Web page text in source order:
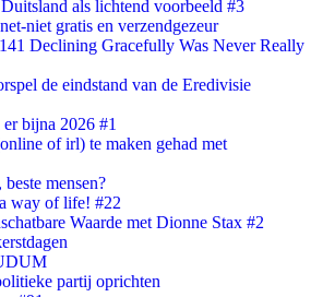
als lichtend voorbeeld #3
niet gratis en verzendgezeur
Declining Gracefully Was Never Really
de eindstand van de Eredivisie
bijna 2026 #1
of irl) te maken gehad met
mensen?
way of life! #22
Waarde met Dionne Stax #2
partij oprichten